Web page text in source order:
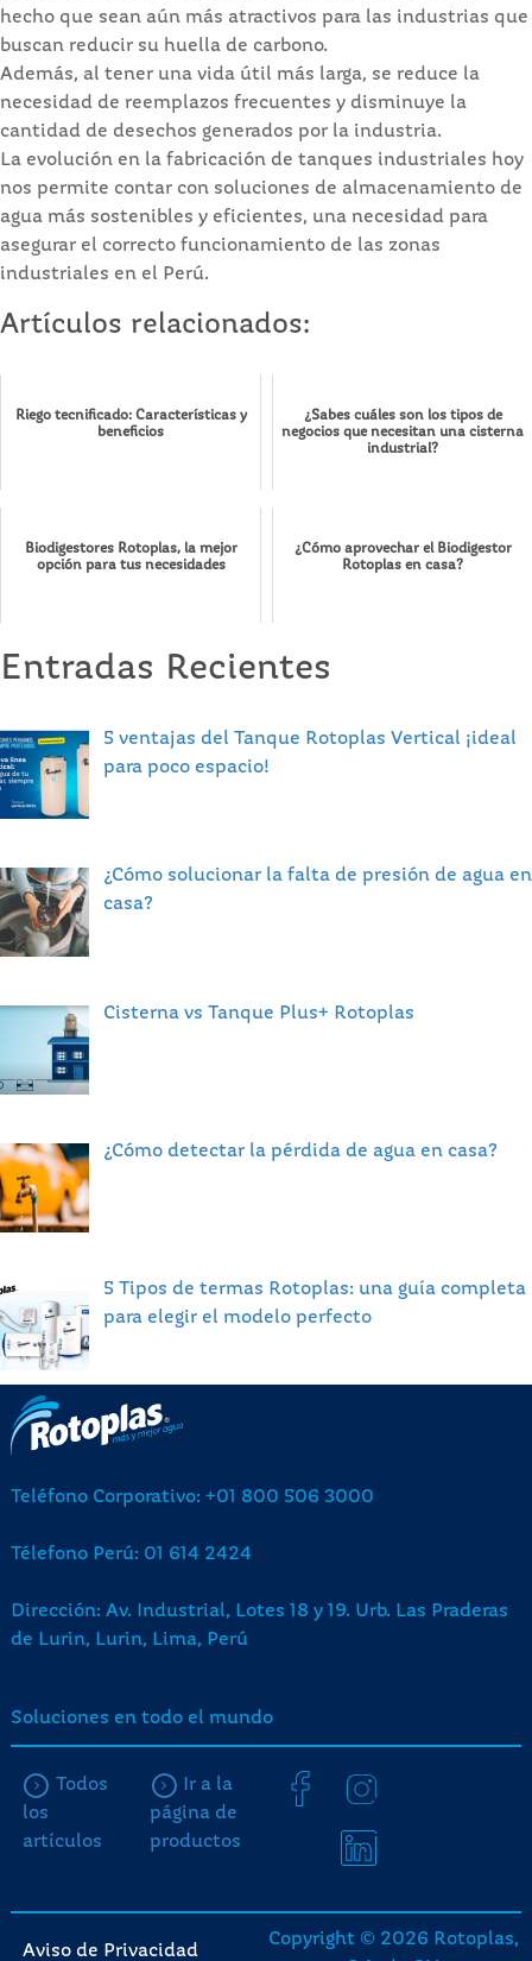
hecho que sean aún más atractivos para las industrias que
buscan reducir su huella de carbono.
Además, al tener una vida útil más larga, se reduce la
necesidad de reemplazos frecuentes y disminuye la
cantidad de desechos generados por la industria.
La evolución en la fabricación de tanques industriales hoy
nos permite contar con soluciones de almacenamiento de
agua más sostenibles y eficientes, una necesidad para
asegurar el correcto funcionamiento de las zonas
industriales en el Perú.
Artículos relacionados:
Riego tecnificado: Características y
beneficios
¿Sabes cuáles son los tipos de
negocios que necesitan una cisterna
industrial?
Biodigestores Rotoplas, la mejor
opción para tus necesidades
¿Cómo aprovechar el Biodigestor
Rotoplas en casa?
Entradas Recientes
5 ventajas del Tanque Rotoplas Vertical ¡ideal
para poco espacio!
¿Cómo solucionar la falta de presión de agua en
casa?
Cisterna vs Tanque Plus+ Rotoplas
¿Cómo detectar la pérdida de agua en casa?
5 Tipos de termas Rotoplas: una guía completa
para elegir el modelo perfecto
Teléfono Corporativo: +01 800 506 3000
Télefono Perú: 01 614 2424
Dirección: Av. Industrial, Lotes 18 y 19. Urb. Las Praderas
de Lurin, Lurin, Lima, Perú
Soluciones en todo el mundo
Todos
los
artículos
Ir a la
página de
productos
Aviso de Privacidad
Copyright © 2026 Rotoplas,